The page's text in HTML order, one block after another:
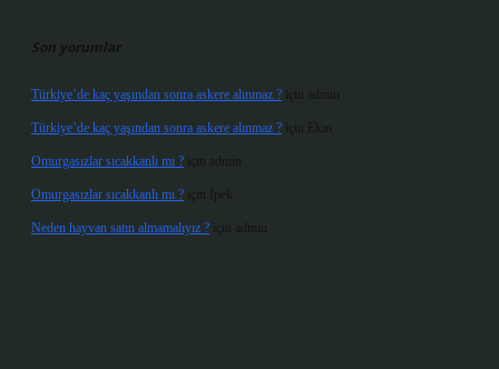
Son yorumlar
Türkiye’de kaç yaşından sonra askere alınmaz ? için admin
Türkiye’de kaç yaşından sonra askere alınmaz ? için Ekin
Omurgasızlar sıcakkanlı mı ? için admin
Omurgasızlar sıcakkanlı mı ? için İpek
Neden hayvan satın almamalıyız ? için admin